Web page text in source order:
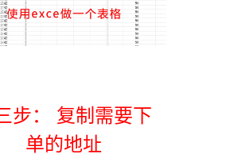
步： 复制需要下
单的地址